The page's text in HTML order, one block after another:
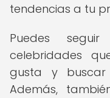
tendencias a tu
Puedes
celebridades
gusta y buscar
Además,